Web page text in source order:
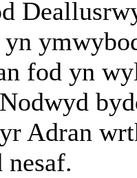
yn
fod yn
Adran